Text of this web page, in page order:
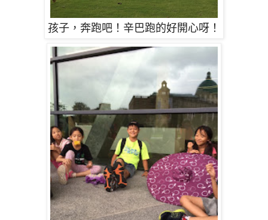
孩子，奔跑吧！辛巴跑的好開心呀！